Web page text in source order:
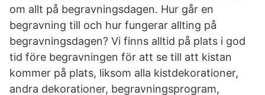
om allt på begravningsdagen. Hur går en
begravning till och hur fungerar allting på
begravningsdagen? Vi finns alltid på plats i god
tid före begravningen för att se till att kistan
kommer på plats, liksom alla kistdekorationer,
andra dekorationer, begravningsprogram,